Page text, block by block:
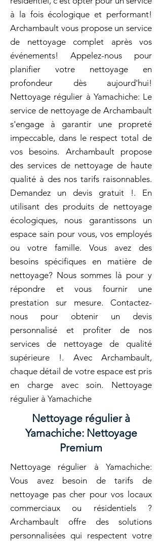
à la fois écologique et performant!
Archambault vous propose un service
de nettoyage complet après vos
événements! Appelez-nous pour
planifier votre nettoyage en
profondeur dès aujourd'hui!
Nettoyage régulier à Yamachiche: Le
service de nettoyage de Archambault
s'engage à garantir une propreté
impeccable, dans le respect total de
vos besoins. Archambault propose
des services de nettoyage de haute
qualité à des nos tarifs raisonnables.
Demandez un devis gratuit !. En
utilisant des produits de nettoyage
écologiques, nous garantissons un
espace sain pour vous, vos employés
ou votre famille. Vous avez des
besoins spécifiques en matière de
nettoyage? Nous sommes là pour y
répondre et vous fournir une
prestation sur mesure. Contactez-
nous pour obtenir un devis
personnalisé et profiter de nos
services de nettoyage de qualité
supérieure !. Avec Archambault,
chaque détail de votre espace est pris
en charge avec soin. Nettoyage
régulier à Yamachiche
Nettoyage régulier à
Yamachiche: Nettoyage
Premium
Nettoyage régulier à Yamachiche:
Vous avez besoin de tarifs de
nettoyage pas cher pour vos locaux
commerciaux ou résidentiels ?
Archambault offre des solutions
personnalisées qui respectent votre